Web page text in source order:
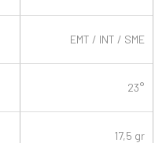
EMT / INT / SME
23°
17,5 gr